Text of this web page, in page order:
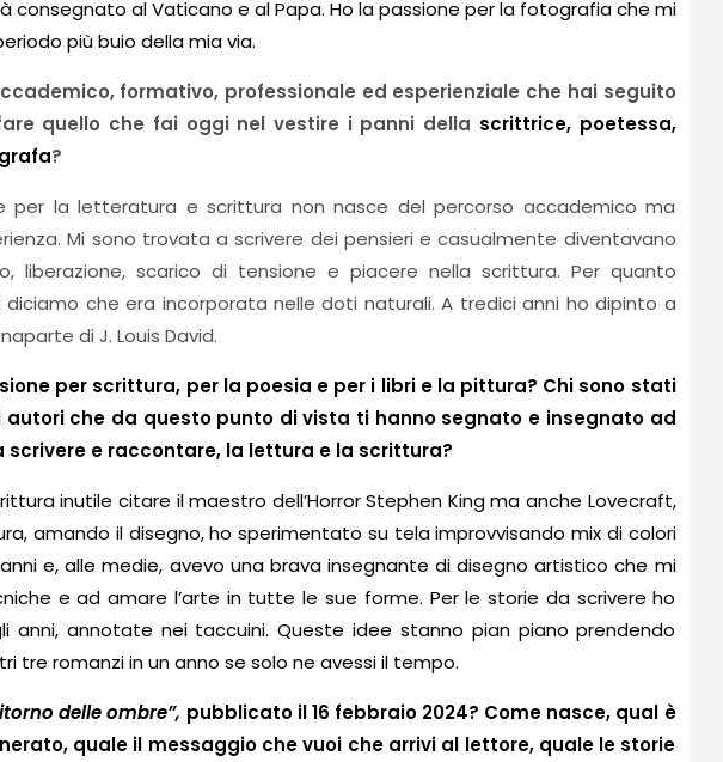
consegnato al Vaticano e al Papa. Ho la passione per la fotografia che mi
più buio della mia via.
formativo, professionale ed esperienziale che hai seguito
quello che fai oggi nel vestire i panni della scrittrice, poetessa,
?
per la letteratura e scrittura non nasce del percorso accademico ma
Mi sono trovata a scrivere dei pensieri e casualmente diventavano
liberazione, scarico di tensione e piacere nella scrittura. Per quanto
che era incorporata nelle doti naturali. A tredici anni ho dipinto a
di J. Louis David.
per scrittura, per la poesia e per i libri e la pittura? Chi sono stati
che da questo punto di vista ti hanno segnato e insegnato ad
scrivere e raccontare, la lettura e la scrittura?
inutile citare il maestro dell’Horror Stephen King ma anche Lovecraft,
amando il disegno, ho sperimentato su tela improvvisando mix di colori
e, alle medie, avevo una brava insegnante di disegno artistico che mi
e ad amare l’arte in tutte le sue forme. Per le storie da scrivere ho
anni, annotate nei taccuini. Queste idee stanno pian piano prendendo
tre romanzi in un anno se solo ne avessi il tempo.
delle ombre”, pubblicato il 16 febbraio 2024? Come nasce, qual è
quale il messaggio che vuoi che arrivi al lettore, quale le storie